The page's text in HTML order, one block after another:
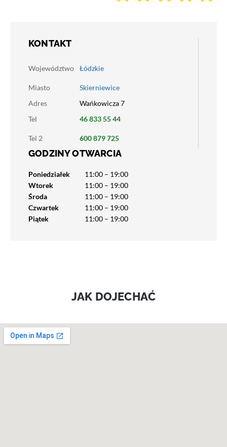
KONTAKT
Województwo Łódzkie
Miasto
Skierniewice
Adres
Wańkowicza 7
Tel
46 833 55 44
Tel 2 600 879 725
GODZINY OTWARCIA
Poniedziałek
11:00 – 19:00
Wtorek
11:00 – 19:00
Środa
11:00 – 19:00
Czwartek
11:00 – 19:00
Piątek
11:00 – 19:00
JAK DOJECHAĆ